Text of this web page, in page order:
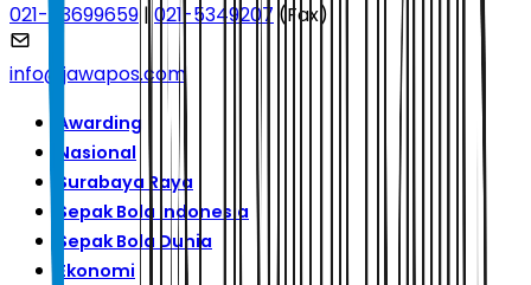
021-53699659 |021-5349207 (Fax)
info@jawapos.com
Awarding
Nasional
Surabaya Raya
Sepak Bola Indonesia
Sepak Bola Dunia
Ekonomi